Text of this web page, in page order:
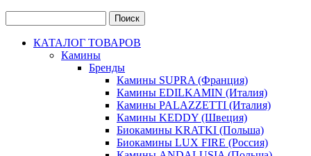
КАТАЛОГ ТОВАРОВ
Камины
Бренды
Камины SUPRA (Франция)
Камины EDILKAMIN (Италия)
Камины PALAZZETTI (Италия)
Камины KEDDY (Швеция)
Биокамины KRATKI (Польша)
Биокамины LUX FIRE (Россия)